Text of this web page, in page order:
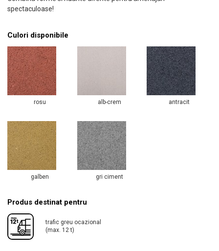
spectaculoase!
Culori disponibile
rosu alb-crem antracit
galben gri ciment
Produs destinat pentru
trafic greu ocazional
(max. 12 t)